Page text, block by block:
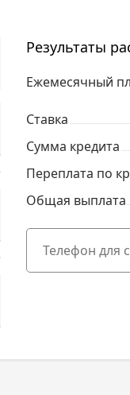
Результаты
Ежемесячный
Ставка
Сумма кредита
Переплата по
Общая выплата